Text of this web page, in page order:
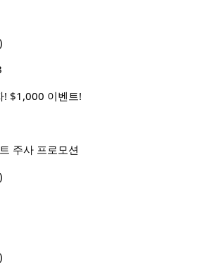
! $1,000 이벤트!
주사 프로모션